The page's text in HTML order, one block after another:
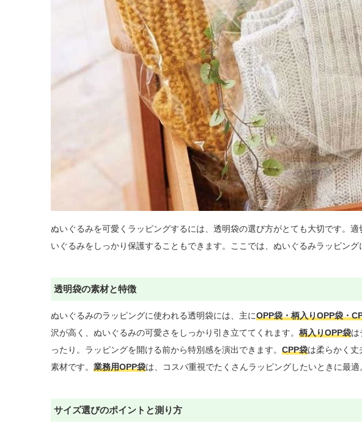
ぬいぐるみを可愛くラッピングするには、透明袋の選び方がとても大切です。
いぐるみをしっかり保護することもできます。ここでは、ぬいぐるみラッピング
透明袋の素材と特徴
ぬいぐるみのラッピングに使われる透明袋には、主にOPP袋・柄入りOPP袋・
沢が高く、ぬいぐるみの可愛さをしっかり引き立ててくれます。 柄入りOPP袋は
ったり。ラッピングを開ける前から特別感を演出できます。 CPP袋は柔らかく
素材です。 業務用OPP袋は、コスパ重視でたくさんラッピングしたいときに最
サイズ選びのポイントと測り方